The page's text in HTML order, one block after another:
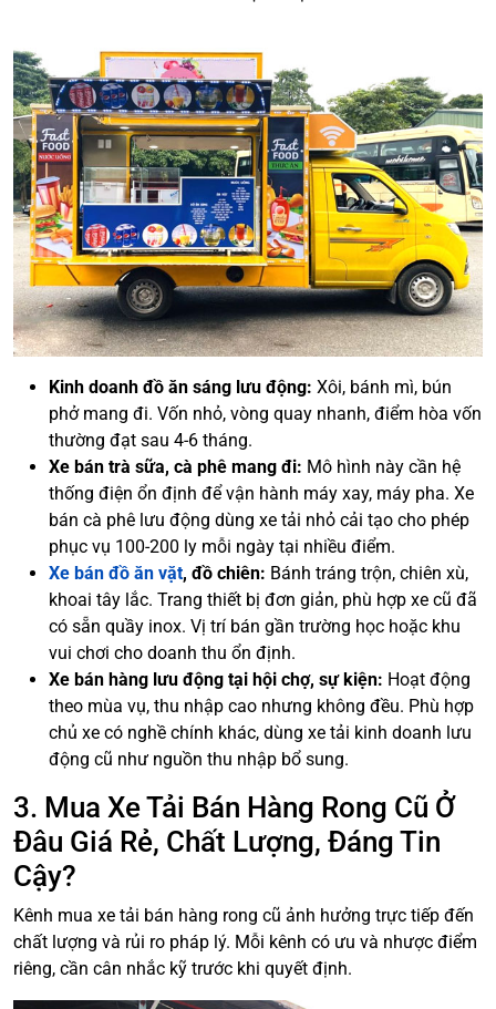
Kinh doanh đồ ăn sáng lưu động: Xôi, bánh mì, bún
phở mang đi. Vốn nhỏ, vòng quay nhanh, điểm hòa vốn
thường đạt sau 4-6 tháng.
Xe bán trà sữa, cà phê mang đi: Mô hình này cần hệ
thống điện ổn định để vận hành máy xay, máy pha. Xe
bán cà phê lưu động dùng xe tải nhỏ cải tạo cho phép
phục vụ 100-200 ly mỗi ngày tại nhiều điểm.
Xe bán đồ ăn vặt, đồ chiên: Bánh tráng trộn, chiên xù,
khoai tây lắc. Trang thiết bị đơn giản, phù hợp xe cũ đã
có sẵn quầy inox. Vị trí bán gần trường học hoặc khu
vui chơi cho doanh thu ổn định.
Xe bán hàng lưu động tại hội chợ, sự kiện: Hoạt động
theo mùa vụ, thu nhập cao nhưng không đều. Phù hợp
chủ xe có nghề chính khác, dùng xe tải kinh doanh lưu
động cũ như nguồn thu nhập bổ sung.
3. Mua Xe Tải Bán Hàng Rong Cũ Ở
Đâu Giá Rẻ, Chất Lượng, Đáng Tin
Cậy?
Kênh mua xe tải bán hàng rong cũ ảnh hưởng trực tiếp đến
chất lượng và rủi ro pháp lý. Mỗi kênh có ưu và nhược điểm
riêng, cần cân nhắc kỹ trước khi quyết định.